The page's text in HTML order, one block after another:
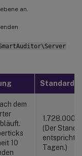
an.
dem
10
(Der
entspricht 2
Tagen.)